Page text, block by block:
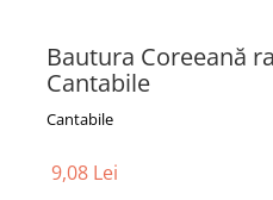
Bautura Coreeană
Cantabile
Cantabile
9,08 Lei